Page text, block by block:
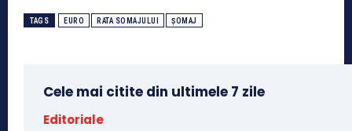
TAGS EURO RATA SOMAJULUI ȘOMAJ
Cele mai citite din ultimele 7 zile
Editoriale